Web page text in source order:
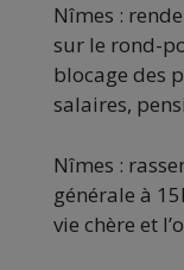
Nîmes :
sur le rond-
blocage des
salaires,
Nîmes :
générale à
vie chère et